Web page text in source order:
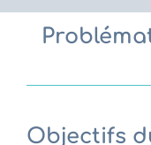
Objectifs